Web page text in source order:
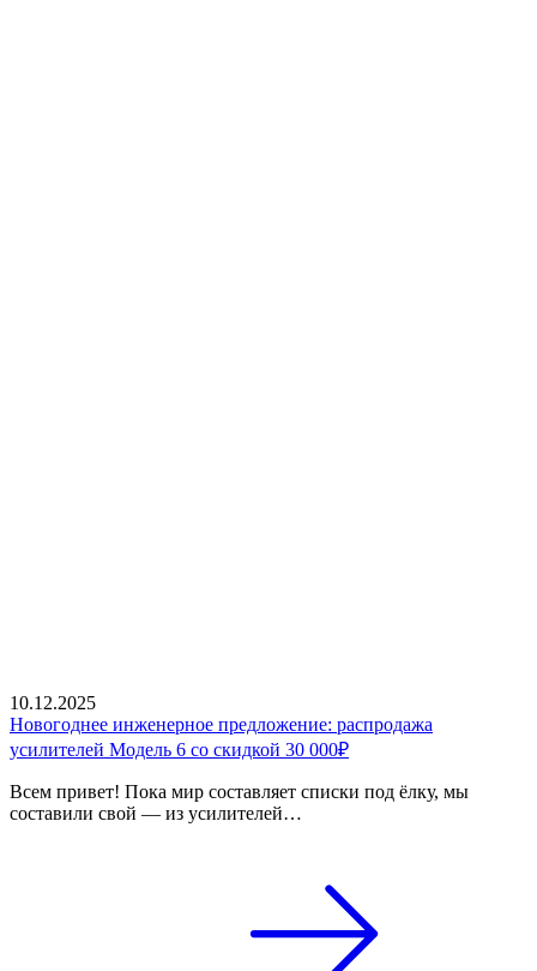
10.12.2025
Новогоднее инженерное предложение: распродажа
усилителей Модель 6 со скидкой 30 000₽
Всем привет! Пока мир составляет списки под ёлку, мы
составили свой — из усилителей…